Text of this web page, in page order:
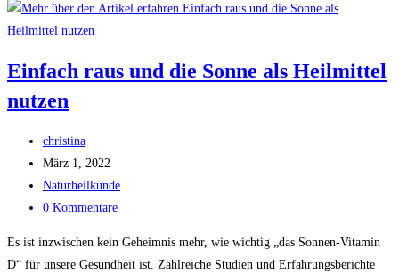
–
unser
Ginseng“
Einfach raus und die Sonne als Heilmittel
nutzen
Beitrags-
Autor:
christina
Beitrag
veröffentlicht:
März 1, 2022
Beitrags-
Kategorie:
Naturheilkunde
Beitrags-
0 Kommentare
Es ist inzwischen kein Geheimnis mehr, wie wichtig „das Sonnen-Vitamin
D“ für unsere Gesundheit ist. Zahlreiche Studien und Erfahrungsberichte